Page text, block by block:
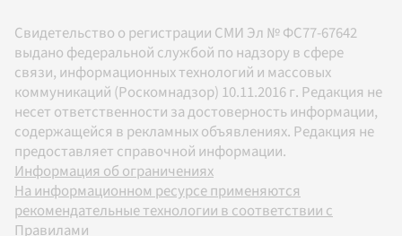
Свидетельство о регистрации СМИ Эл № ФС77-67642
выдано федеральной службой по надзору в сфере
связи, информационных технологий и массовых
коммуникаций (Роскомнадзор) 10.11.2016 г. Редакция не
несет ответственности за достоверность информации,
содержащейся в рекламных объявлениях. Редакция не
предоставляет справочной информации.
Информация об ограничениях
На информационном ресурсе применяются
рекомендательные технологии в соответствии с
Правилами